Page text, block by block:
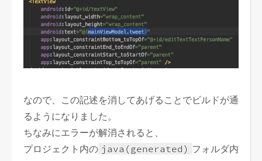
なので、この記述を消してあげることでビルドが通
るようになりました。
ちなみにエラーが解消されると、
プロジェクト内の java(generated) フォルダ内